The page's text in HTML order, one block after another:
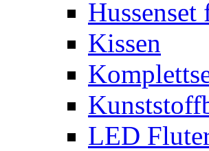
Kissen
LED